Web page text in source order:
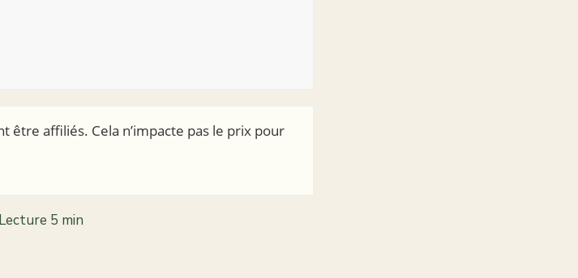
être affiliés. Cela n’impacte pas le prix pour
Lecture 5 min